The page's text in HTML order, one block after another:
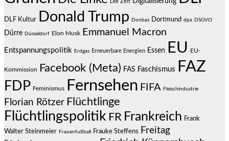
Die Zeit
DLF Kultur Donald Trump Donbas Dortmund dpa DSGVO
Dürre Düsseldorf Elon Musk Emmanuel Macron
Entspannungspolitik Erdgas Erneuerbare Energien Essen EU EU-
Kommission Facebook (Meta) FAS Faschismus FAZ
FDP Feminismus Fernsehen FIFA Fleischindustrie
Florian Rötzer Flüchtlinge
Flüchtlingspolitik FR Frankreich Frank
Walter Steinmeier Frauenfußball Frauke Steffens Freitag